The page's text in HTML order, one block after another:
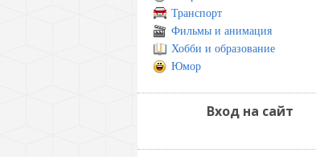
Транспорт
Фильмы и анимация
Хобби и образование
Юмор
Вход на сайт